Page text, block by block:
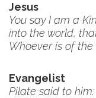
Jesus
You say I am a
into the world,
Whoever is of the
Evangelist
Pilate said to him: